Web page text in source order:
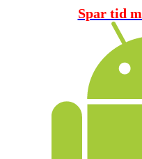
Spar tid